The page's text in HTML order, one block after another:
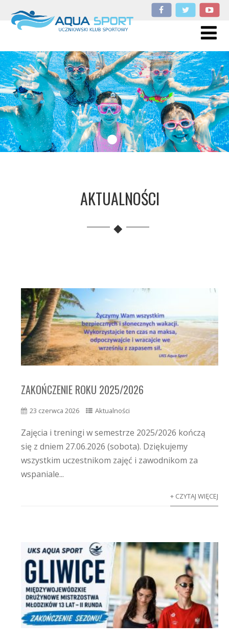
AKTUALNOŚCI
ZAKOŃCZENIE ROKU 2025/2026
23 czerwca 2026 Aktualności
Zajęcia i treningi w semestrze 2025/2026 kończą
się z dniem 27.06.2026 (sobota). Dziękujemy
wszystkim uczestnikom zajęć i zawodnikom za
wspaniale...
+ CZYTAJ WIĘCEJ